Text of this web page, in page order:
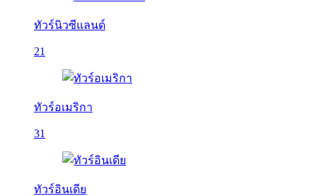
ทัวร์นิวซีแลนด์
21
ทัวร์อเมริกา
31
ทัวร์อินเดีย